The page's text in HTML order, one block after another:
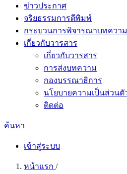
ข่าวประกาศ
จริยธรรมการตีพิมพ์
กระบวนการพิจารณาบทความ
เกี่ยวกับวารสาร
เกี่ยวกับวารสาร
การส่งบทความ
กองบรรณาธิการ
นโยบายความเป็นส่วนตั
ติดต่อ
ค้นหา
เข้าสู่ระบบ
หน้าแรก /